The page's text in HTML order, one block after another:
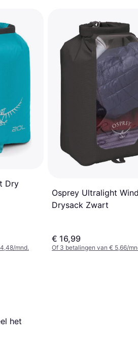
Dry
mnd.
Osprey Ultralight
Drysack Zwart
€ 16,99
Of 3 betalingen van € 5,66/
het